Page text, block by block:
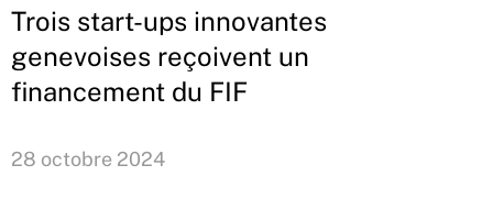
Trois start-ups innovantes
genevoises reçoivent un
financement du FIF
28 octobre 2024